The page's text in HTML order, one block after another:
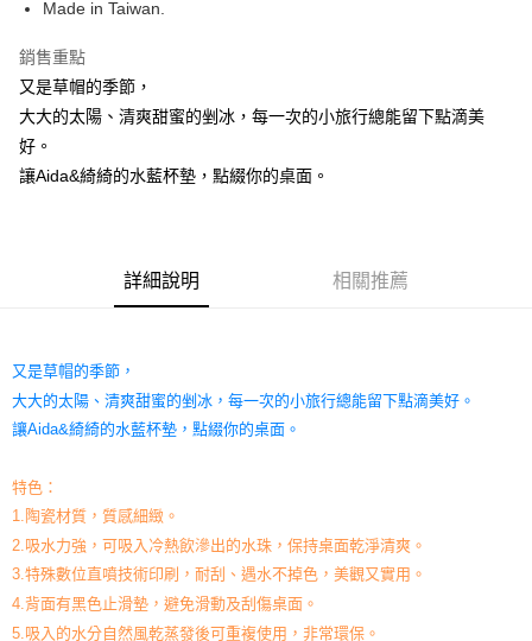
Made in Taiwan.
銷售重點
又是草帽的季節，
大大的太陽、清爽甜蜜的剉冰，每一次的小旅行總能留下點滴美
好。
讓Aida&綺綺的水藍杯墊，點綴你的桌面。
詳細說明 相關推薦
又是草帽的季節，
大大的太陽、清爽甜蜜的剉冰，每一次的小旅行總能留下點滴美好。
讓Aida&綺綺的水藍杯墊，點綴你的桌面。
特色：
1.陶瓷材質，質感細緻。
2.吸水力強，可吸入冷熱飲滲出的水珠，保持桌面乾淨清爽。
3.特殊數位直噴技術印刷，耐刮、遇水不掉色，美觀又實用。
4.背面有黑色止滑墊，避免滑動及刮傷桌面。
5.吸入的水分自然風乾蒸發後可重複使用，非常環保。